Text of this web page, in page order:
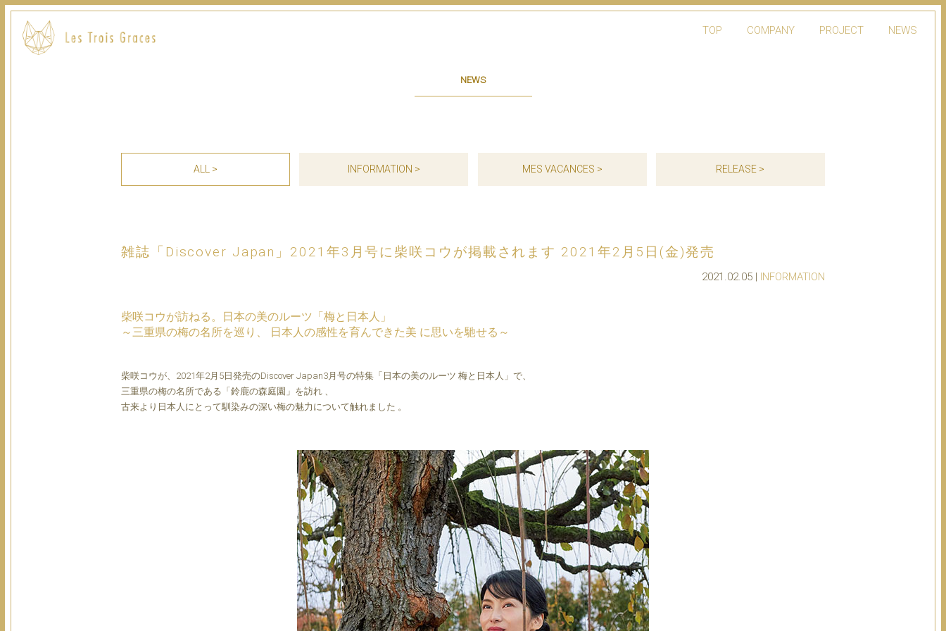
TOP COMPANY PROJECT NEWS
NEWS
ALL > INFORMATION > MES VACANCES > RELEASE >
雑誌「Discover Japan」2021年3月号に柴咲コウが掲載されます 2021年2月5日(金)発売
2021.02.05 | INFORMATION
柴咲コウが訪ねる。日本の美のルーツ「梅と日本人」
～三重県の梅の名所を巡り、 日本人の感性を育んできた美 に思いを馳せる～
柴咲コウが、2021年2月5日発売のDiscover Japan3月号の特集「日本の美のルーツ 梅と日本人」で、
三重県の梅の名所である「鈴鹿の森庭園」を訪れ 、
古来より日本人にとって馴染みの深い梅の魅力について触れました 。